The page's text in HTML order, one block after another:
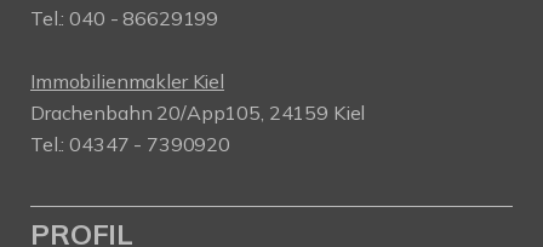
Tel.: 040 - 86629199
Immobilienmakler Kiel
Drachenbahn 20/App105, 24159 Kiel
Tel.: 04347 - 7390920
PROFIL